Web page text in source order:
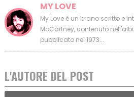
MY LOVE
My Love è un brano scritto e
McCartney, contenuto
pubblicato nel 1973...
L'AUTORE DEL POST